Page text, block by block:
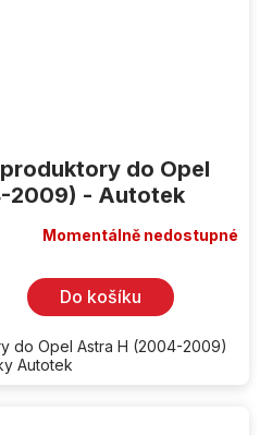
do Opel
2009) - Autotek
Momentálně nedostupné
Do košíku
do Opel Astra H (2004-2009)
Autotek